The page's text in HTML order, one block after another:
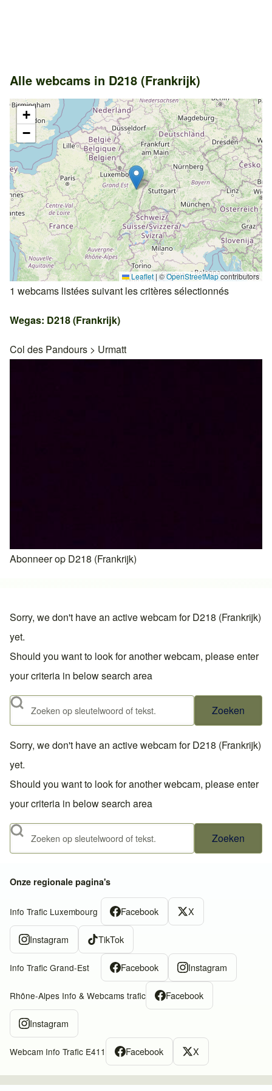
Alle webcams in D218 (Frankrijk)
+
−
Leaflet | ©OpenStreetMapcontributors
1 webcams listées suivant les critères sélectionnés
Wegas: D218 (Frankrijk)
Col des Pandours > Urmatt
Abonneer op D218 (Frankrijk)
Sorry, we don't have an active webcam for D218 (Frankrijk)
yet.
Should you want to look for another webcam, please enter
your criteria in below search area
Zoeken
Sorry, we don't have an active webcam for D218 (Frankrijk)
yet.
Should you want to look for another webcam, please enter
your criteria in below search area
Zoeken
Onze regionale pagina's
Info Trafic Luxembourg Facebook X
Instagram TikTok
Info Trafic Grand-Est Facebook Instagram
Rhône-Alpes Info & Webcams trafic Facebook
Instagram
Webcam Info Trafic E411 Facebook X